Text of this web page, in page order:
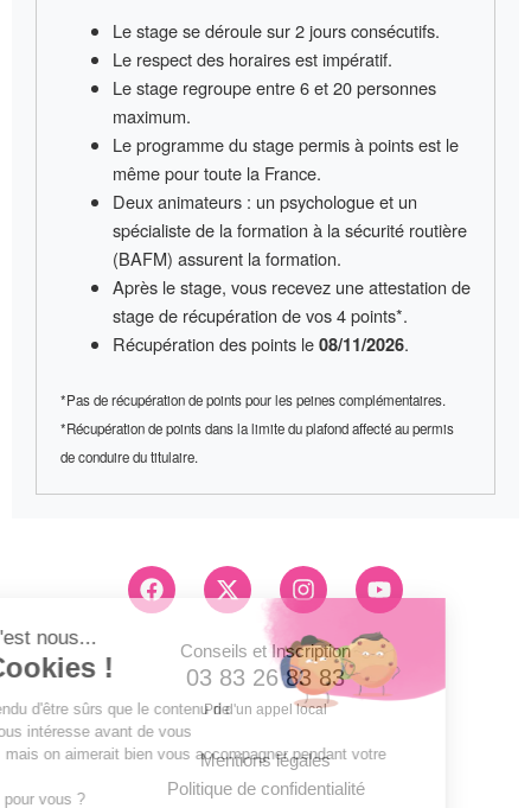
Le stage se déroule sur2 jours consécutifs.
Le respect des horaires est impératif.
Le stage regroupe entre6 et 20 personnes
maximum.
Le programme du stage permis à pointsest le
même pour toute la France.
Deux animateurs: un psychologue et un
spécialiste de la formation à la sécurité routière
(BAFM) assurent la formation.
Après le stage, vous recevez uneattestation de
stagede récupération de vos 4 points*.
Récupération des points le 08/11/2026.
*Pas de récupération de points pour les peines complémentaires.
*Récupération de points dans la limite du plafond affecté au permis
de conduire du titulaire.
F
a
o
k
X
-
w
i
t
r
I
n
t
a
g
r
m
Y
o
t
u
b
Conseils et Inscription
03 83 26 83 83
Pri d'un appel local
Mentions légales
Politique de confidentialité